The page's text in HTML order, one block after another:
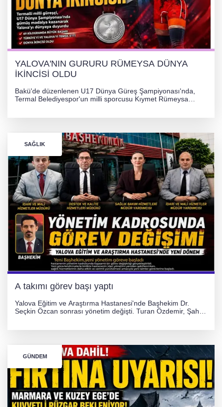
YALOVA'NIN GURURU RÜMEYSA DÜNYA
İKİNCİSİ OLDU
Bakü'de düzenlenen U17 Dünya Güreş Şampiyonası'nda,
Termal Belediyespor'un milli sporcusu Kıymet Rümeysa
SAĞLIK
A takımı görev başı yaptı
Yalova Eğitim ve Araştırma Hastanesi'nde Başhekim Dr.
Seçkin Özcan sonrası yönetim değişti. Turan Özdemir, Şahin
GÜNDEM